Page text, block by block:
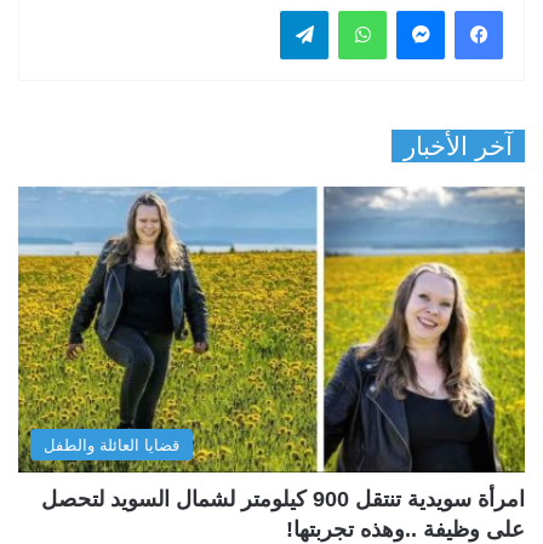
فيسبوك واتساب
آخر الأخبار
قضايا العائلة والطفل
امرأة سويدية تنتقل 900 كيلومتر لشمال السويد لتحصل
على وظيفة ..وهذه تجربتها!